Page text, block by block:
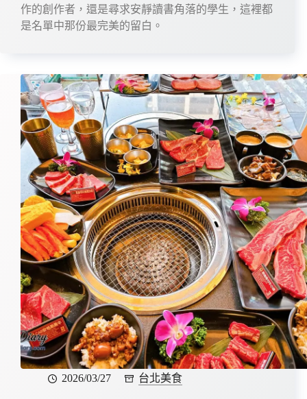
作的創作者，還是尋求安靜讀書角落的學生，這裡都
是名單中那份最完美的留白。
2026/03/27 台北美食